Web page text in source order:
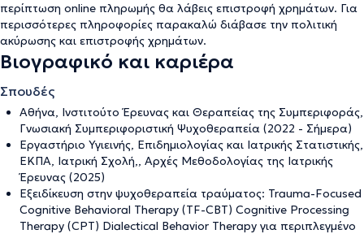
περίπτωση online πληρωμής θα λάβεις επιστροφή χρημάτων. Για
περισσότερες πληροφορίες παρακαλώ διάβασε την πολιτική
ακύρωσης και επιστροφής χρημάτων.
Βιογραφικό και καριέρα
Σπουδές
Αθήνα, Ινστιτούτο Έρευνας και Θεραπείας της Συμπεριφοράς,
Γνωσιακή Συμπεριφοριστική Ψυχοθεραπεία (2022 - Σήμερα)
Εργαστήριο Υγιεινής, Επιδημιολογίας και Ιατρικής Στατιστικής,
ΕΚΠΑ, Ιατρική Σχολή,, Αρχές Μεθοδολογίας της Ιατρικής
Έρευνας (2025)
Εξειδίκευση στην ψυχοθεραπεία τραύματος: Trauma-Focused
Cognitive Behavioral Therapy (TF-CBT) Cognitive Processing
Therapy (CPT) Dialectical Behavior Therapy για περιπλεγμένο